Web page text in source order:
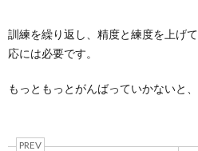
訓練を繰り返し、精度と練度を上げ
応には必要です。
もっともっとがんばっていかないと、
PREV